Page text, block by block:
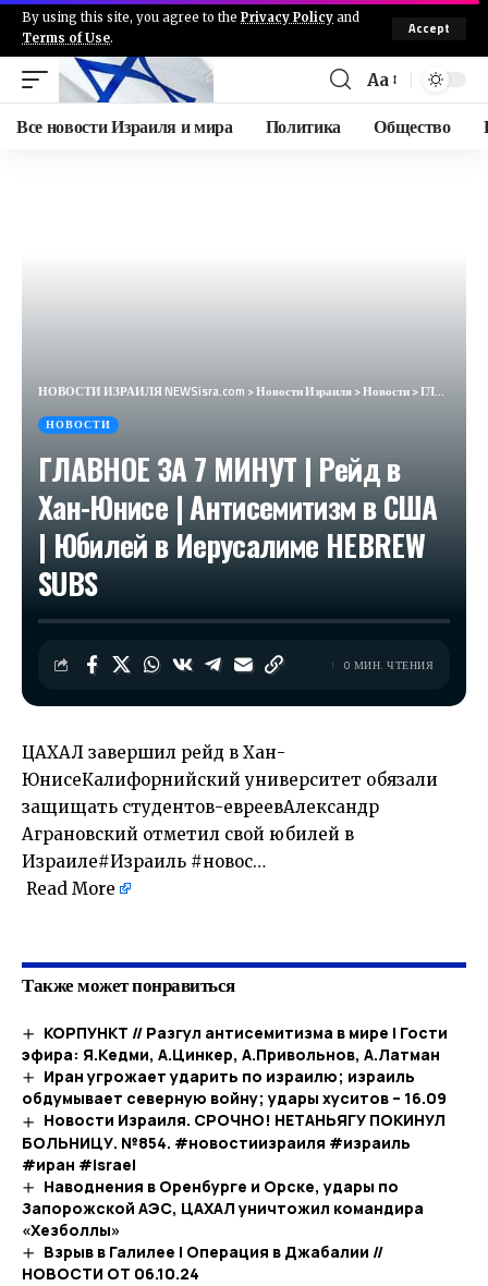
By using this site, you agree to the Privacy Policy and
Terms of Use.
Accept
Aa
Все новости Израиля и мира Политика Общество
НОВОСТИ ИЗРАИЛЯ NEWSisra.com >Новости Израиля>Новости>ГЛАВНОЕ ЗА 7 МИНУТ | Рейд в Хан-Юнисе | Антисемитизм в США | Юбилей в Иерусалиме HEBREW SUBS
НОВОСТИ
ГЛАВНОЕ ЗА 7 МИНУТ | Рейд в
Хан-Юнисе | Антисемитизм в США
| Юбилей в Иерусалиме HEBREW
SUBS
0 МИН. ЧТЕНИЯ
ЦАХАЛ завершил рейд в Хан-
ЮнисеКалифорнийский университет обязали
защищать студентов-евреевАлександр
Аграновский отметил свой юбилей в
Израиле#Израиль #новос…
Read More
Также может понравиться
КОРПУНКТ // Разгул антисемитизма в мире | Гости
эфира: Я.Кедми, А.Цинкер, А.Привольнов, А.Латман
Иран угрожает ударить по израилю; израиль
обдумывает северную войну; удары хуситов – 16.09
Новости Израиля. СРОЧНО! НЕТАНЬЯГУ ПОКИНУЛ
БОЛЬНИЦУ. №854. #новостиизраиля #израиль
#иран #israel
Наводнения в Оренбурге и Орске, удары по
Запорожской АЭС, ЦАХАЛ уничтожил командира
«Хезболлы»
Взрыв в Галилее | Операция в Джабалии //
НОВОСТИ ОТ 06.10.24